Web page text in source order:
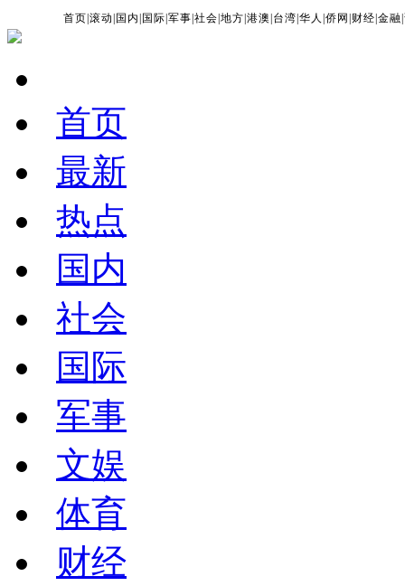
首页 |滚动 国内 国际 |军事 |社会 |地方 |港澳 台湾 |华人 |侨网 财经 |金融 |
首页
最新
热点
国内
社会
国际
军事
文娱
体育
财经